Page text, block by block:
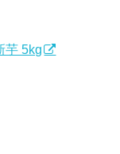
芋 5kg